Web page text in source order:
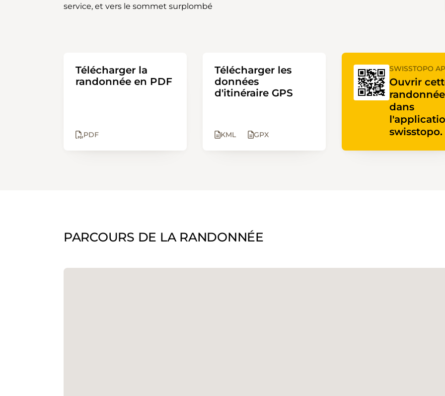
service, et vers le sommet surplombé
Télécharger la
randonnée en PDF
PDF
Télécharger les
données
d'itinéraire GPS
KML GPX
SWISSTOPO
Ouvrir
randonnée
dans
swisstopo.
PARCOURS DE LA RANDONNÉE